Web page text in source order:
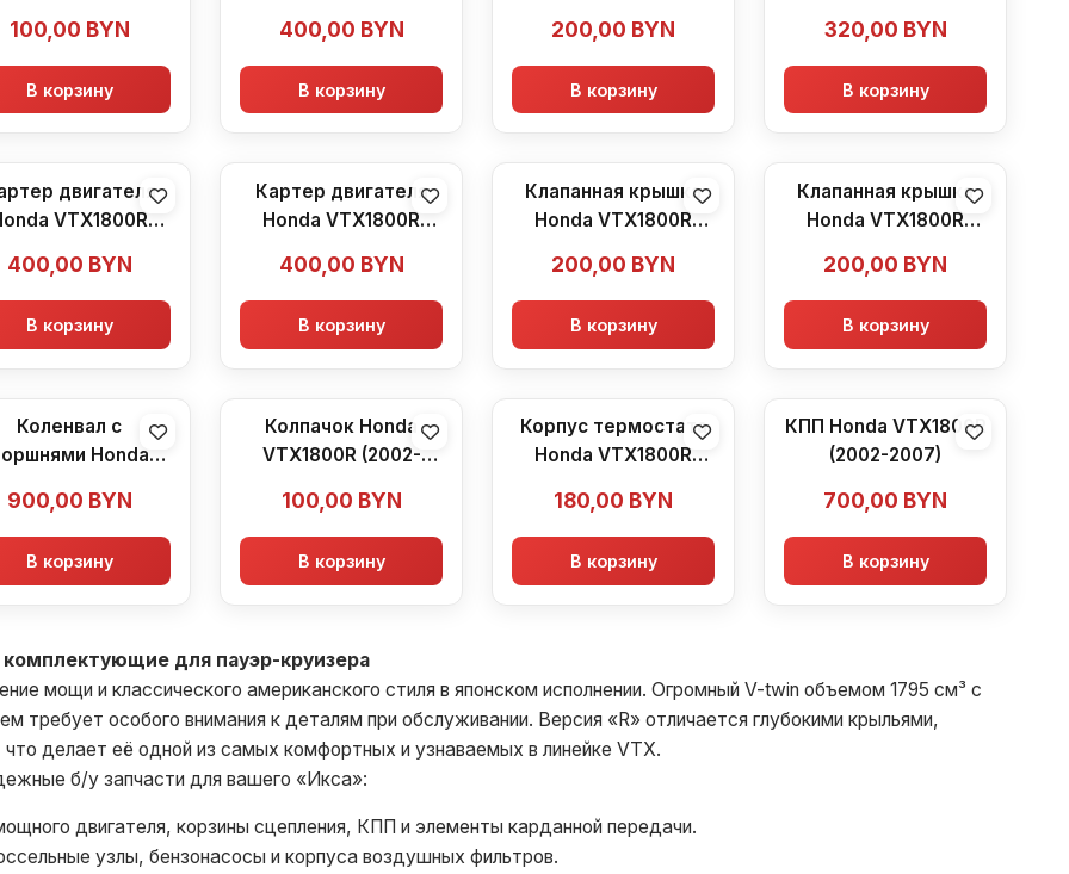
100,00 BYN
В корзину
2007)
400,00 BYN
В корзину
2007)
200,00 BYN
В корзину
Honda VTX1800R
(2002-2007)
320,00 BYN
В корзину
двигателя
VTX1800R
400,00 BYN
В корзину
Картер двигателя
Honda VTX1800R
400,00 BYN
В корзину
Клапанная крышка
Honda VTX1800R
200,00 BYN
В корзину
Клапанная крышка
Honda VTX1800R
200,00 BYN
В корзину
Коленвал с
Honda
2007)
900,00 BYN
В корзину
Колпачок Honda
VTX1800R (2002-
100,00 BYN
В корзину
Корпус термостата
Honda VTX1800R
180,00 BYN
В корзину
КПП Honda VTX1800R
(2002-2007)
700,00 BYN
В корзину
для пауэр-круизера
мощи и классического американского стиля в японском исполнении. Огромный V-twin объемом 1795 см³ с
особого внимания к деталям при обслуживании. Версия «R» отличается глубокими крыльями,
делает её одной из самых комфортных и узнаваемых в линейке VTX.
б/у запчасти для вашего «Икса»:
двигателя, корзины сцепления, КПП и элементы карданной передачи.
узлы, бензонасосы и корпуса воздушных фильтров.